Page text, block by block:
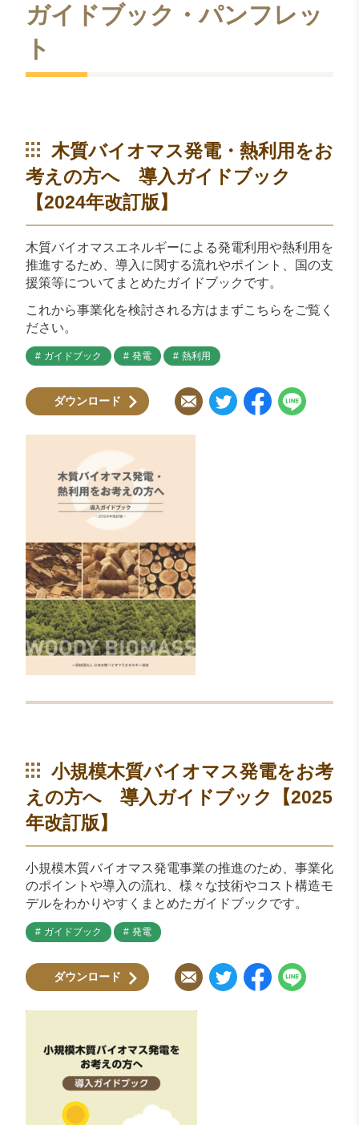
ガイドブック・パンフレッ
ト
木質バイオマス発電・熱利用をお
考えの方へ 導入ガイドブック
【2024年改訂版】
木質バイオマスエネルギーによる発電利用や熱利用を
推進するため、導入に関する流れやポイント、国の支
援策等についてまとめたガイドブックです。
これから事業化を検討される方はまずこちらをご覧く
ださい。
ガイドブック 発電 熱利用
ダウンロード
小規模木質バイオマス発電をお考
えの方へ 導入ガイドブック【2025
年改訂版】
小規模木質バイオマス発電事業の推進のため、事業化
のポイントや導入の流れ、様々な技術やコスト構造モ
デルをわかりやすくまとめたガイドブックです。
ガイドブック 発電
ダウンロード